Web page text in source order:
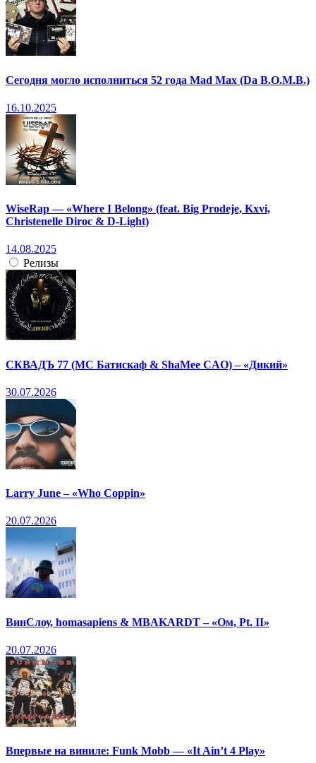
Сегодня могло исполниться 52 года Mad Max (Da B.O.M.B.)
16.10.2025
WiseRap — «Where I Belong» (feat. Big Prodeje, Kxvi,
Christenelle Diroc & D-Light)
14.08.2025
Релизы
СКВАДЪ 77 (МС Батискаф & ShaMee CAO) – «Дикий»
30.07.2026
Larry June – «Who Coppin»
20.07.2026
ВинСлоу, homasapiens & MBAKARDT – «Ом, Pt. II»
20.07.2026
Впервые на виниле: Funk Mobb — «It Ain’t 4 Play»